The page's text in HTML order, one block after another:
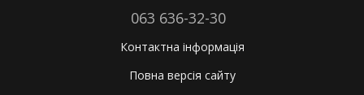
063 636-32-30
Контактна інформація
Повна версія сайту